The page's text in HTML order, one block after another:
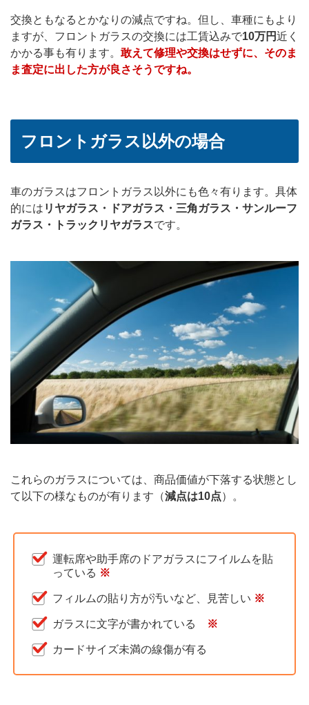
交換ともなるとかなりの減点ですね。但し、車種にもより
ますが、フロントガラスの交換には工賃込みで10万円近く
かかる事も有ります。 敢えて修理や交換はせずに、そのま
ま査定に出した方が良さそうですね。
フロントガラス以外の場合
車のガラスはフロントガラス以外にも色々有ります。具体
的には リヤガラス・ドアガラス・三角ガラス・サンルーフ
ガラス・トラックリヤガラスです。
これらのガラスについては、商品価値が下落する状態とし
て以下の様なものが有ります（減点は10点）。
運転席や助手席のドアガラスにフイルムを貼
っている ※
フィルムの貼り方が汚いなど、見苦しい ※
ガラスに文字が書かれている ※
カードサイズ未満の線傷が有る